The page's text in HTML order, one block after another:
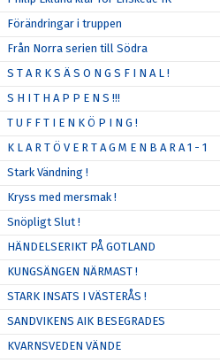
Förändringar i truppen
Från Norra serien till Södra
S T A R K S Ä S O N G S F I N A L !
S H I T H A P P E N S !!!
T U F F T I E N K Ö P I N G !
K L A R T Ö V E R T A G M E N B A R A 1 - 1
Stark Vändning !
Kryss med mersmak !
Snöpligt Slut !
HÄNDELSERIKT PÅ GOTLAND
KUNGSÄNGEN NÄRMAST !
STARK INSATS I VÄSTERÅS !
SANDVIKENS AIK BESEGRADES
KVARNSVEDEN VÄNDE